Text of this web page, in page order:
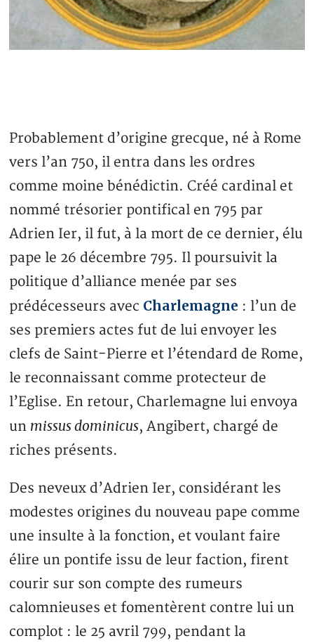
Probablement d’origine grecque, né à Rome
vers l’an 750, il entra dans les ordres
comme moine bénédictin. Créé cardinal et
nommé trésorier pontifical en 795 par
Adrien Ier, il fut, à la mort de ce dernier, élu
pape le 26 décembre 795. Il poursuivit la
politique d’alliance menée par ses
prédécesseurs avec Charlemagne : l’un de
ses premiers actes fut de lui envoyer les
clefs de Saint-Pierre et l’étendard de Rome,
le reconnaissant comme protecteur de
l’Eglise. En retour, Charlemagne lui envoya
un missus dominicus, Angibert, chargé de
riches présents.
Des neveux d’Adrien Ier, considérant les
modestes origines du nouveau pape comme
une insulte à la fonction, et voulant faire
élire un pontife issu de leur faction, firent
courir sur son compte des rumeurs
calomnieuses et fomentèrent contre lui un
complot : le 25 avril 799, pendant la